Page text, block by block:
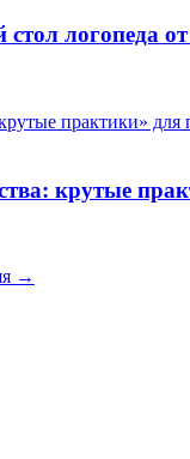
логопеда
крутые
→